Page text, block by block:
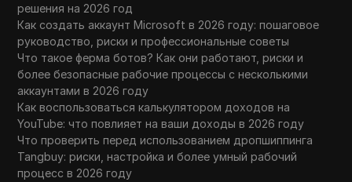
решения на 2026 год
Как создать аккаунт Microsoft в 2026 году: пошаговое
руководство, риски и профессиональные советы
Что такое ферма ботов? Как они работают, риски и
более безопасные рабочие процессы с несколькими
аккаунтами в 2026 году
Как воспользоваться калькулятором доходов на
YouTube: что повлияет на ваши доходы в 2026 году
Что проверить перед использованием дропшиппинга
Tangbuy: риски, настройка и более умный рабочий
процесс в 2026 году